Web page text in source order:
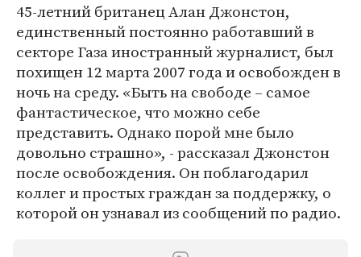
45-летний британец Алан Джонстон,
единственный постоянно работавший в
секторе Газа иностранный журналист, был
похищен 12 марта 2007 года и освобожден в
ночь на среду. «Быть на свободе – самое
фантастическое, что можно себе
представить. Однако порой мне было
довольно страшно», - рассказал Джонстон
после освобождения. Он поблагодарил
коллег и простых граждан за поддержку, о
которой он узнавал из сообщений по радио.